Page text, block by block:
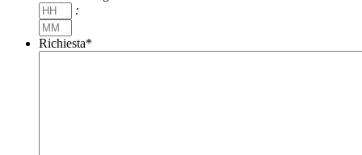
:
Richiesta*